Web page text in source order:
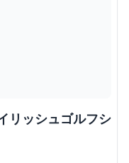
リッシュゴルフシ